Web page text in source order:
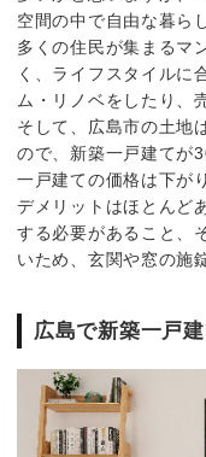
空間の中で自由な暮ら
多くの住民が集まるマ
く、ライフスタイルに
ム・リノベをしたり、
そして、広島市の土地
ので、新築一戸建てが
一戸建ての価格は下が
デメリットはほとんど
する必要があること、
いため、玄関や窓の施
広島で新築一戸